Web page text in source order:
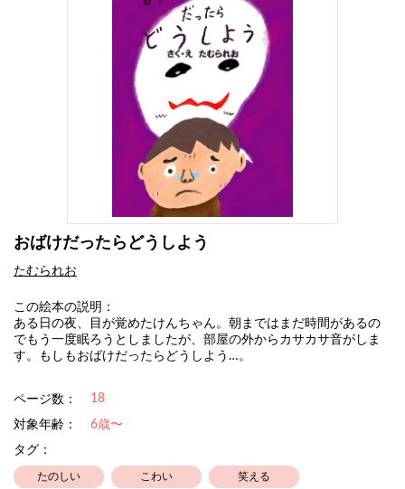
おばけだったらどうしよう
たむられお
この絵本の説明：
ある日の夜、目が覚めたけんちゃん。朝まではまだ時間があるの
でもう一度眠ろうとしましたが、部屋の外からカサカサ音がしま
す。もしもおばけだったらどうしよう…。
ページ数： 18
対象年齢：
6歳〜
タグ：
たのしい こわい 笑える